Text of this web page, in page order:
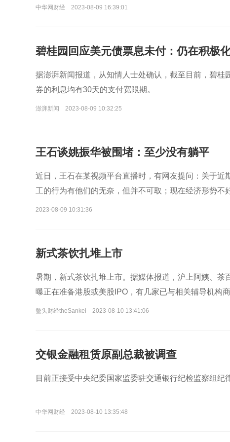
中华网财经 2023-08-09 16:39:01
碧桂园回应美元债票息未付：仍在积极
据澎湃新闻报道，从知情人士处确认，截至目前，碧
券的利息均有30天的支付宽限期。
澎湃新闻 2023-08-09 10:32:25
​王石谈姚振华被围堵：至少没有躺平
近日，王石在某视频平台直播时，有网友提问：关于
工的行为有他们的无奈，但并不可取；现在经济形势不
2023-08-09 10:31:36
新式茶饮扎堆上市
暑期，新式茶饮扎堆上市。据媒体报道，沪上阿姨、
曝正在准备港股或美股IPO，有几家已与相关辅导机构商
鳌头财经theSankei 2023-08-10 13:41:06
交银金融租赁原副总裁被调查
目前正接受中央纪委国家监委驻交通银行纪检监察组纪
中华网财经 2023-08-10 13:35:48